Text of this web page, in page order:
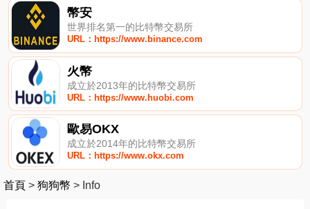
幣安
世界排名第一的比特幣交易所
URL：https://www.binance.com
火幣
成立於2013年的比特幣交易所
URL：https://www.huobi.com
歐易OKX
成立於2014年的比特幣交易所
URL：https://www.okx.com
首頁 > 狗狗幣 > Info